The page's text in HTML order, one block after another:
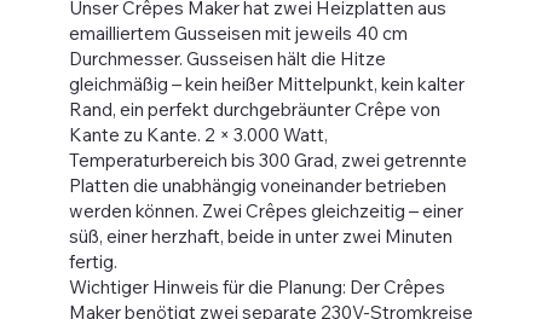
Unser Crêpes Maker hat zwei Heizplatten aus
emailliertem Gusseisen mit jeweils 40 cm
Durchmesser. Gusseisen hält die Hitze
gleichmäßig – kein heißer Mittelpunkt, kein kalter
Rand, ein perfekt durchgebräunter Crêpe von
Kante zu Kante. 2 × 3.000 Watt,
Temperaturbereich bis 300 Grad, zwei getrennte
Platten die unabhängig voneinander betrieben
werden können. Zwei Crêpes gleichzeitig – einer
süß, einer herzhaft, beide in unter zwei Minuten
fertig.
Wichtiger Hinweis für die Planung: Der Crêpes
Maker benötigt zwei separate 230V-Stromkreise